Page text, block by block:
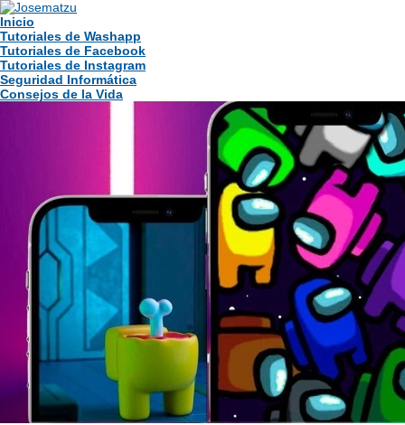
Inicio
Tutoriales de Washapp
Tutoriales de Facebook
Tutoriales de Instagram
Seguridad Informática
Consejos de la Vida